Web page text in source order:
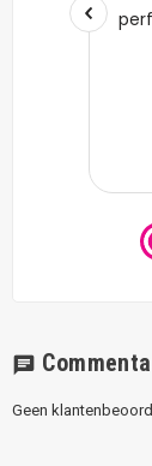
chat
Geen